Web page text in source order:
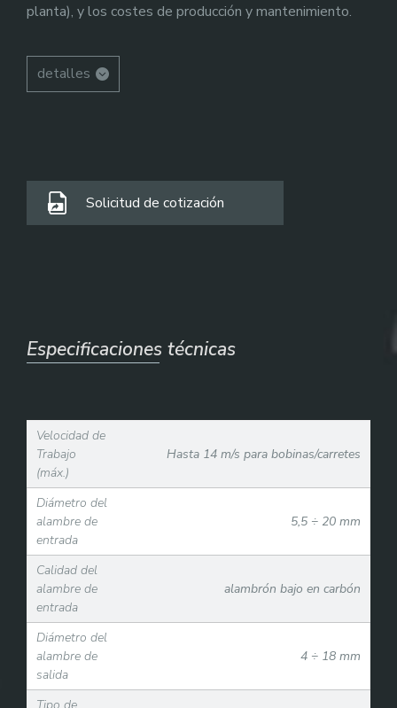
planta), y los costes de producción y mantenimiento.
detalles
Solicitud de cotización
Especificaciones técnicas
Velocidad de
Trabajo
(máx.)
Hasta 14 m/s para bobinas/carretes
Diámetro del
alambre de
entrada
5,5 ÷ 20 mm
Calidad del
alambre de
entrada
alambrón bajo en carbón
Diámetro del
alambre de
salida
4 ÷ 18 mm